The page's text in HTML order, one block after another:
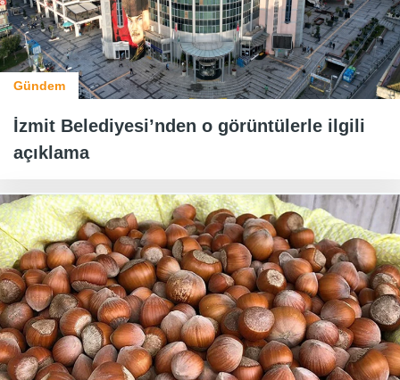
Gündem
İzmit Belediyesi’nden o görüntülerle ilgili
açıklama